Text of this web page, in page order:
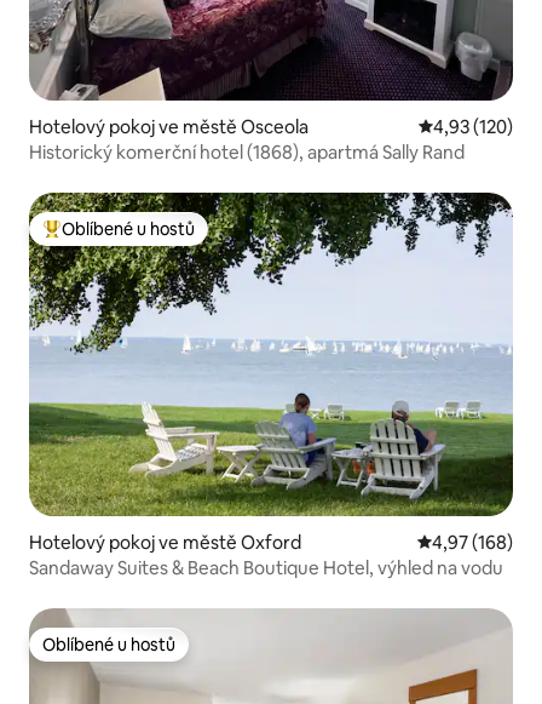
Hotelový pokoj ve městě Osceola Průměrné
4,93 (120)
Historický komerční hotel (1868), apartmá Sally Rand
Nejlepší v kategorii Oblíbené u hostů
Oblíbené u hostů
Hotelový pokoj ve městě Oxford Průměrné
4,97 (168)
Sandaway Suites & Beach Boutique Hotel, výhled na vodu
Oblíbené u hostů
Oblíbené u hostů